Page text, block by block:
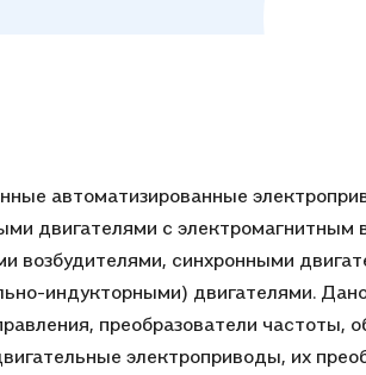
автоматизированные
двигателями с электромагнитным
возбудителями, синхронными
индукторными) двигателями.
преобразователи частоты,
электроприводы, их